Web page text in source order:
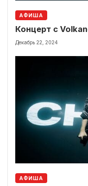
АФИША
Концерт с
Декабрь 22, 2024
АФИША